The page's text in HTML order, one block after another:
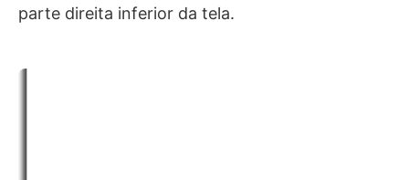
parte direita inferior da tela.